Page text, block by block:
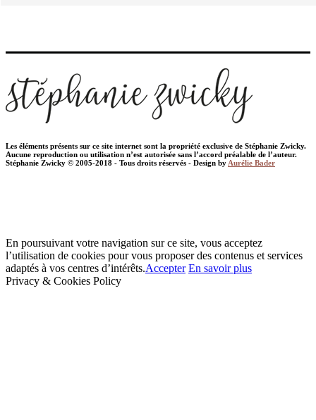
Les éléments présents sur ce site internet sont la propriété exclusive de Stéphanie Zwicky.
Aucune reproduction ou utilisation n’est autorisée sans l’accord préalable de l’auteur.
Stéphanie Zwicky © 2005-2018 - Tous droits réservés - Design by Aurélie Bader
En poursuivant votre navigation sur ce site, vous acceptez
l’utilisation de cookies pour vous proposer des contenus et services
adaptés à vos centres d’intérêts.Accepter En savoir plus
Privacy & Cookies Policy